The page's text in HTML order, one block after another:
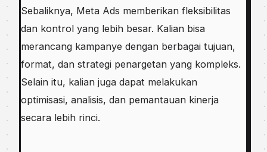
Sebaliknya, Meta Ads memberikan fleksibilitas
dan kontrol yang lebih besar. Kalian bisa
merancang kampanye dengan berbagai tujuan,
format, dan strategi penargetan yang kompleks.
Selain itu, kalian juga dapat melakukan
optimisasi, analisis, dan pemantauan kinerja
secara lebih rinci.